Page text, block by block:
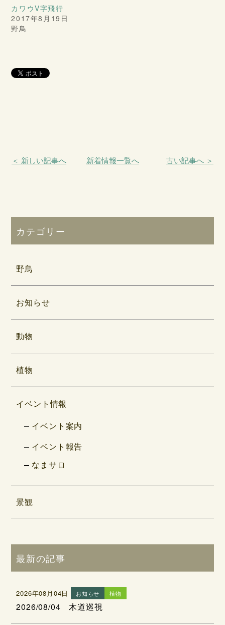
カワウV字飛行
2017年8月19日
野鳥
＜ 新しい記事へ 新着情報一覧へ 古い記事へ ＞
カテゴリー
野鳥
お知らせ
動物
植物
イベント情報
イベント案内
イベント報告
なまサロ
景観
最新の記事
2026年08月04日 お知らせ 植物
2026/08/04 木道巡視